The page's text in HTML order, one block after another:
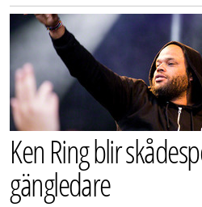
Ken Ring blir
gängledare